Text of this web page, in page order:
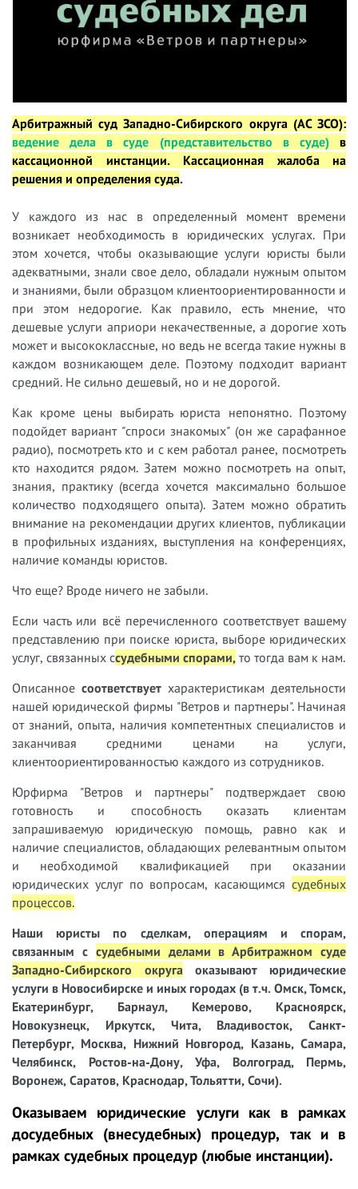
Арбитражный суд Западно-Сибирского округа (АС ЗСО):
ведение дела в суде (представительство в суде)в
кассационной инстанции. Кассационная жалоба на
решения и определения суда.
У каждого из нас в определенный момент времени
возникает необходимость в юридических услугах. При
этом хочется, чтобы оказывающие услуги юристы были
адекватными, знали свое дело, обладали нужным опытом
и знаниями, были образцом клиентоориентированности и
при этом недорогие. Как правило, есть мнение, что
дешевые услуги априори некачественные, а дорогие хоть
может и высококлассные, но ведь не всегда такие нужны в
каждом возникающем деле. Поэтому подходит вариант
средний. Не сильно дешевый, но и не дорогой.
Как кроме цены выбирать юриста непонятно. Поэтому
подойдет вариант "спроси знакомых" (он же сарафанное
радио), посмотреть кто и с кем работал ранее, посмотреть
кто находится рядом. Затем можно посмотреть на опыт,
знания, практику (всегда хочется максимально большое
количество подходящего опыта). Затем можно обратить
внимание на рекомендации других клиентов, публикации
в профильных изданиях, выступления на конференциях,
наличие команды юристов.
Что еще? Вроде ничего не забыли.
Если часть или всё перечисленного соответствует вашему
представлению при поиске юриста, выборе юридических
услуг, связанных ссудебными спорами, то тогда вам к нам.
Описанное соответствует характеристикам деятельности
нашей юридической фирмы "Ветров и партнеры". Начиная
от знаний, опыта, наличия компетентных специалистов и
заканчивая средними ценами на услуги,
клиентоориентированностью каждого из сотрудников.
Юрфирма "Ветров и партнеры" подтверждает свою
готовность и способность оказать клиентам
запрашиваемую юридическую помощь, равно как и
наличие специалистов, обладающих релевантным опытом
и необходимой квалификацией при оказании
юридических услуг по вопросам, касающимся судебных
процессов.
Наши юристы
по сделкам, операциям и спорам,
связанным с судебными делами в Арбитражном суде
Западно-Сибирского округаоказывают юридические
услуги в Новосибирске и иных городах (в т.ч. Омск, Томск,
Екатеринбург, Барнаул, Кемерово, Красноярск,
Новокузнецк, Иркутск, Чита, Владивосток, Санкт-
Петербург, Москва, Нижний Новгород, Казань, Самара,
Челябинск, Ростов-на-Дону, Уфа, Волгоград, Пермь,
Воронеж, Саратов, Краснодар, Тольятти, Сочи).
Оказываем юридические услуги как в рамках
досудебных (внесудебных) процедур, так и в
рамках судебных процедур (любые инстанции).